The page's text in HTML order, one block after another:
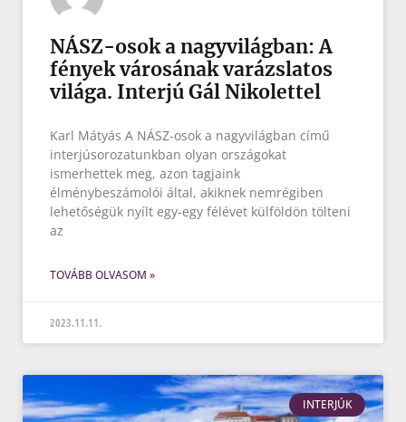
NÁSZ-osok a nagyvilágban: A
fények városának varázslatos
világa. Interjú Gál Nikolettel
Karl Mátyás A NÁSZ-osok a nagyvilágban című
interjúsorozatunkban olyan országokat
ismerhettek meg, azon tagjaink
élménybeszámolói által, akiknek nemrégiben
lehetőségük nyílt egy-egy félévet külföldön tölteni
az
TOVÁBB OLVASOM »
2023.11.11.
INTERJÚK